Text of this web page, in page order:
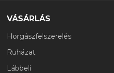
VÁSÁRLÁS
Horgászfelszerelés
Ruházat
Lábbeli